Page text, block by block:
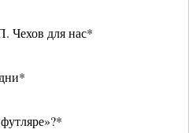
Чехов для нас*